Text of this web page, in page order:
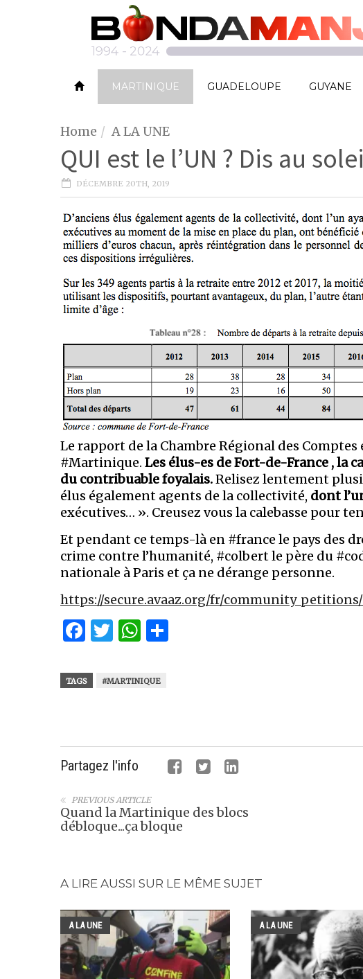
MARTINIQUE GUADELOUPE GUYANE
Home A LA UNE
QUI est le l’UN ? Dis au
DÉCEMBRE 20TH, 2019
Le rapport de la Chambre Régional des
#Martinique. Les élus-es de Fort-de-France , la
du contribuable foyalais.Relisez lentement
élus également agents de la collectivité, dont
exécutives… ». Creusez vous la calebasse pour
Et pendant ce temps-là en #france le pays des
crime contre l’humanité, #colbert le père du
nationale à Paris et ça ne dérange personne.
https://secure.avaaz.org/fr/community_petitions/
Facebook
Twitter
WhatsApp
TAGS #MARTINIQUE
Partagez l'info
PREVIOUS ARTICLE
Quand la Martinique des blocs
débloque...ça bloque
A LIRE AUSSI SUR LE MÊME SUJET
A LA UNE A LA UNE